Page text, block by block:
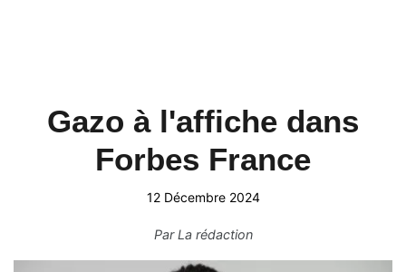
Gazo à l'affiche dans
Forbes France
12 Décembre 2024
ParLa rédaction